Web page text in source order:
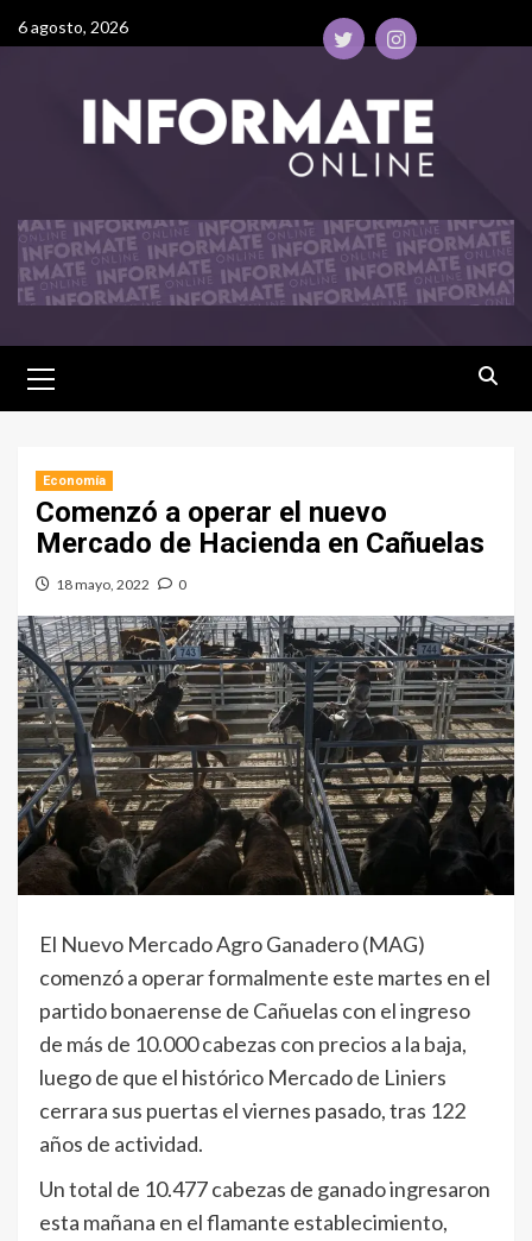
6 agosto, 2026
Economía
Comenzó a operar el nuevo
Mercado de Hacienda en Cañuelas
18 mayo, 2022 0
El Nuevo Mercado Agro Ganadero (MAG)
comenzó a operar formalmente este martes en el
partido bonaerense de Cañuelas con el ingreso
de más de 10.000 cabezas con precios a la baja,
luego de que el histórico Mercado de Liniers
cerrara sus puertas el viernes pasado, tras 122
años de actividad.
Un total de 10.477 cabezas de ganado ingresaron
esta mañana en el flamante establecimiento,